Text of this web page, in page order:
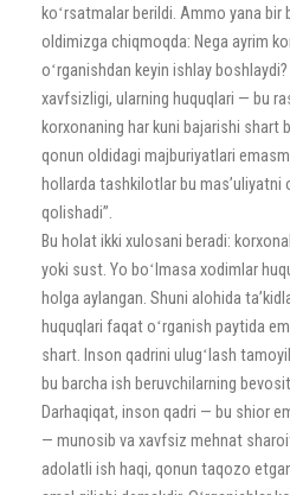
koʻrsatmalar berildi. Ammo yana bir
oldimizga chiqmoqda: Nega ayrim
oʻrganishdan keyin ishlay
xavfsizligi, ularning huquqlari — bu
korxonaning har kuni bajarishi shart
qonun oldidagi majburiyatlari
hollarda tashkilotlar bu masʼuliyatni
qolishadi”.
Bu holat ikki xulosani beradi:
yoki sust. Yo boʻlmasa xodimlar
holga aylangan. Shuni alohida
huquqlari faqat oʻrganish paytida
shart. Inson qadrini ulugʻlash
bu barcha ish beruvchilarning
Darhaqiqat, inson qadri — bu shior
— munosib va xavfsiz mehnat
adolatli ish haqi, qonun taqozo